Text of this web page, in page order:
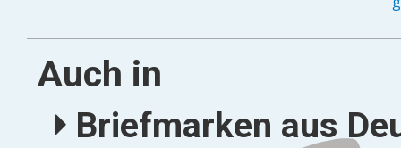
Auch in
Briefmarken aus